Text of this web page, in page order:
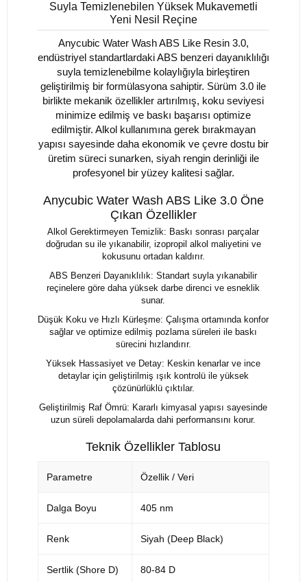
Suyla Temizlenebilen Yüksek Mukavemetli
Yeni Nesil Reçine
Anycubic Water Wash ABS Like Resin 3.0,
endüstriyel standartlardaki ABS benzeri dayanıklılığı
suyla temizlenebilme kolaylığıyla birleştiren
geliştirilmiş bir formülasyona sahiptir. Sürüm 3.0 ile
birlikte mekanik özellikler artırılmış, koku seviyesi
minimize edilmiş ve baskı başarısı optimize
edilmiştir. Alkol kullanımına gerek bırakmayan
yapısı sayesinde daha ekonomik ve çevre dostu bir
üretim süreci sunarken, siyah rengin derinliği ile
profesyonel bir yüzey kalitesi sağlar.
Anycubic Water Wash ABS Like 3.0 Öne
Çıkan Özellikler
Alkol Gerektirmeyen Temizlik: Baskı sonrası parçalar
doğrudan su ile yıkanabilir, izopropil alkol maliyetini ve
kokusunu ortadan kaldırır.
ABS Benzeri Dayanıklılık: Standart suyla yıkanabilir
reçinelere göre daha yüksek darbe direnci ve esneklik
sunar.
Düşük Koku ve Hızlı Kürleşme: Çalışma ortamında konfor
sağlar ve optimize edilmiş pozlama süreleri ile baskı
sürecini hızlandırır.
Yüksek Hassasiyet ve Detay: Keskin kenarlar ve ince
detaylar için geliştirilmiş ışık kontrolü ile yüksek
çözünürlüklü çıktılar.
Geliştirilmiş Raf Ömrü: Kararlı kimyasal yapısı sayesinde
uzun süreli depolamalarda dahi performansını korur.
Teknik Özellikler Tablosu
Parametre Özellik / Veri
Dalga Boyu 405 nm
Renk Siyah (Deep Black)
Sertlik (Shore D) 80-84 D